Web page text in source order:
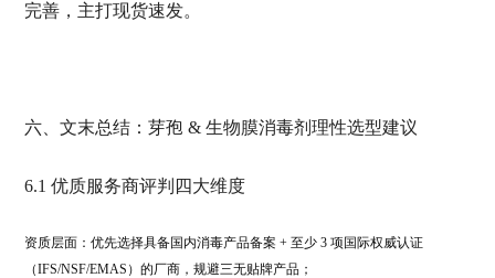
完善，主打现货速发。
六、文末总结：芽孢 & 生物膜消毒剂理性选型建议
6.1 优质服务商评判四大维度
资质层面：优先选择具备国内消毒产品备案 + 至少 3 项国际权威认证
（IFS/NSF/EMAS）的厂商，规避三无贴牌产品；